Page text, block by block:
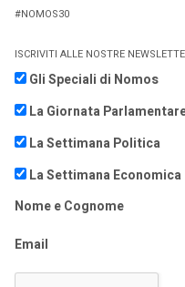
#NOMOS30
ISCRIVITI ALLE NOSTRE
Gli Speciali di Nomos
La Giornata
La Settimana Politica
La Settimana Economica
Nome e Cognome
Email